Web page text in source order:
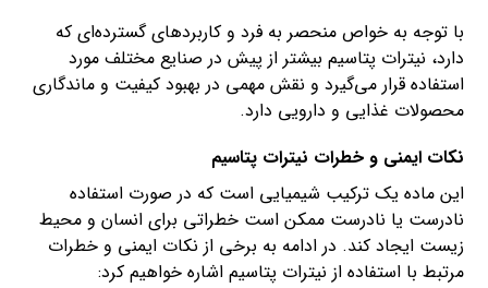
با توجه به خواص منحصر به فرد و کاربردهای گسترده‌ای که
دارد، نیترات پتاسیم بیشتر از پیش در صنایع مختلف مورد
استفاده قرار می‌گیرد و نقش مهمی در بهبود کیفیت و ماندگاری
محصولات غذایی و دارویی دارد.
نکات ایمنی و خطرات نیترات پتاسیم
این ماده یک ترکیب شیمیایی است که در صورت استفاده
نادرست یا نادرست ممکن است خطراتی برای انسان و محیط
زیست ایجاد کند. در ادامه به برخی از نکات ایمنی و خطرات
مرتبط با استفاده از نیترات پتاسیم اشاره خواهیم کرد: